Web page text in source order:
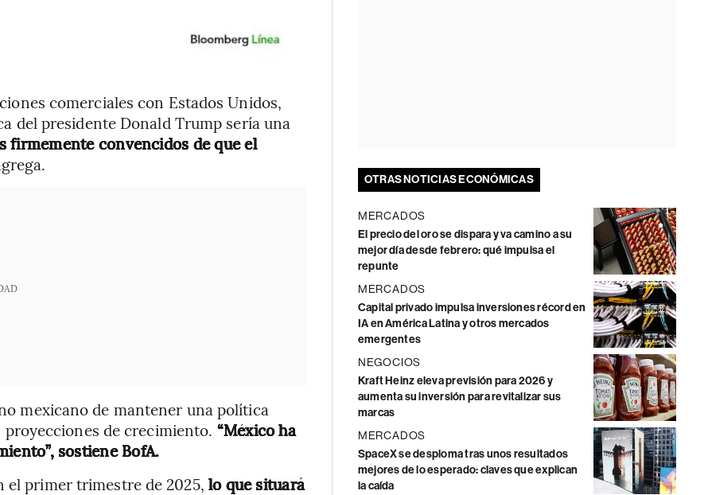
comerciales con Estados Unidos,
del presidente Donald Trump sería una
firmemente convencidos de que el
mexicano de mantener una política
de crecimiento. “México ha
sostiene BofA.
el primer trimestre de 2025, lo que situará
OTRAS NOTICIAS ECONÓMICAS
MERCADOS
El precio del oro se dispara y va camino a su
mejor día desde febrero: qué impulsa el
repunte
MERCADOS
Capital privado impulsa inversiones récord en
IA en América Latina y otros mercados
emergentes
NEGOCIOS
Kraft Heinz eleva previsión para 2026 y
aumenta su inversión para revitalizar sus
marcas
MERCADOS
SpaceX se desploma tras unos resultados
mejores de lo esperado: claves que explican
la caída